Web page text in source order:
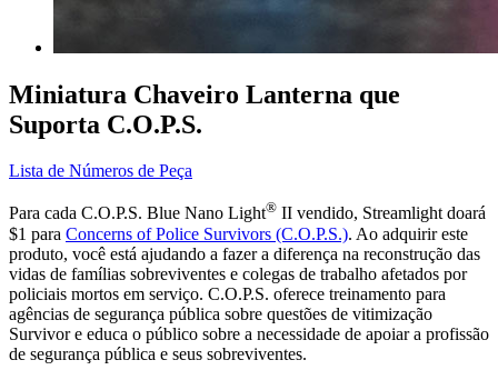
Miniatura Chaveiro Lanterna que
Suporta C.O.P.S.
Lista de Números de Peça
Para cada C.O.P.S. Blue Nano Light® II vendido, Streamlight doará
$1 para Concerns of Police Survivors (C.O.P.S.). Ao adquirir este
produto, você está ajudando a fazer a diferença na reconstrução das
vidas de famílias sobreviventes e colegas de trabalho afetados por
policiais mortos em serviço. C.O.P.S. oferece treinamento para
agências de segurança pública sobre questões de vitimização
Survivor e educa o público sobre a necessidade de apoiar a profissão
de segurança pública e seus sobreviventes.